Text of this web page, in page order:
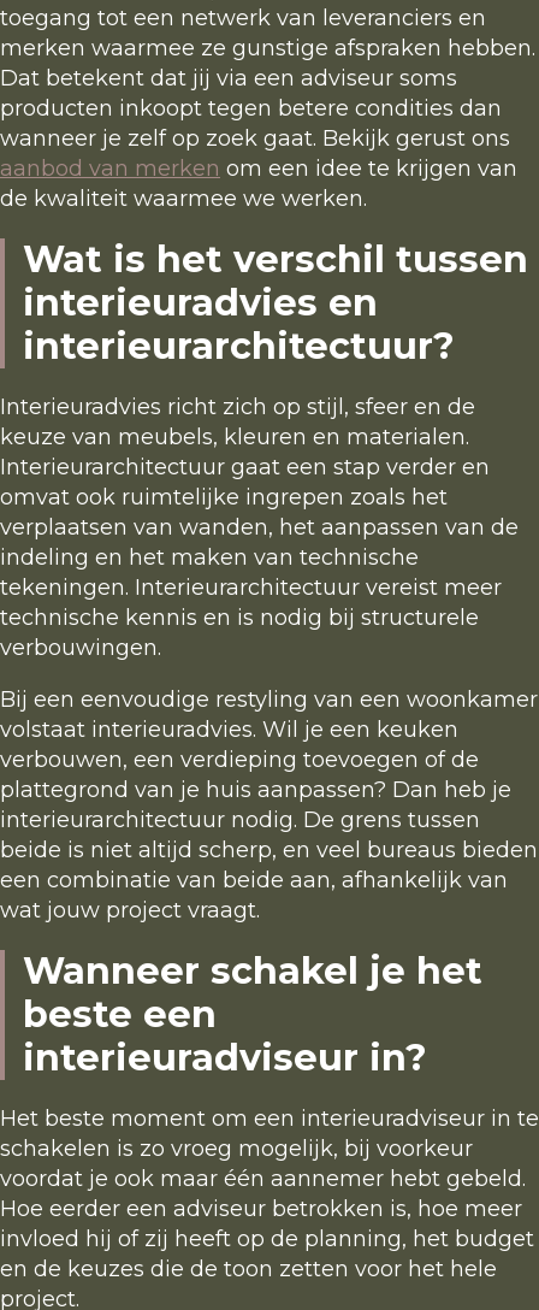
toegang tot een netwerk van leveranciers en
merken waarmee ze gunstige afspraken hebben.
Dat betekent dat jij via een adviseur soms
producten inkoopt tegen betere condities dan
wanneer je zelf op zoek gaat. Bekijk gerust ons
aanbod van merken om een idee te krijgen van
de kwaliteit waarmee we werken.
Wat is het verschil tussen
interieuradvies en
interieurarchitectuur?
Interieuradvies richt zich op stijl, sfeer en de
keuze van meubels, kleuren en materialen.
Interieurarchitectuur gaat een stap verder en
omvat ook ruimtelijke ingrepen zoals het
verplaatsen van wanden, het aanpassen van de
indeling en het maken van technische
tekeningen. Interieurarchitectuur vereist meer
technische kennis en is nodig bij structurele
verbouwingen.
Bij een eenvoudige restyling van een woonkamer
volstaat interieuradvies. Wil je een keuken
verbouwen, een verdieping toevoegen of de
plattegrond van je huis aanpassen? Dan heb je
interieurarchitectuur nodig. De grens tussen
beide is niet altijd scherp, en veel bureaus bieden
een combinatie van beide aan, afhankelijk van
wat jouw project vraagt.
Wanneer schakel je het
beste een
interieuradviseur in?
Het beste moment om een interieuradviseur in te
schakelen is zo vroeg mogelijk, bij voorkeur
voordat je ook maar één aannemer hebt gebeld.
Hoe eerder een adviseur betrokken is, hoe meer
invloed hij of zij heeft op de planning, het budget
en de keuzes die de toon zetten voor het hele
project.